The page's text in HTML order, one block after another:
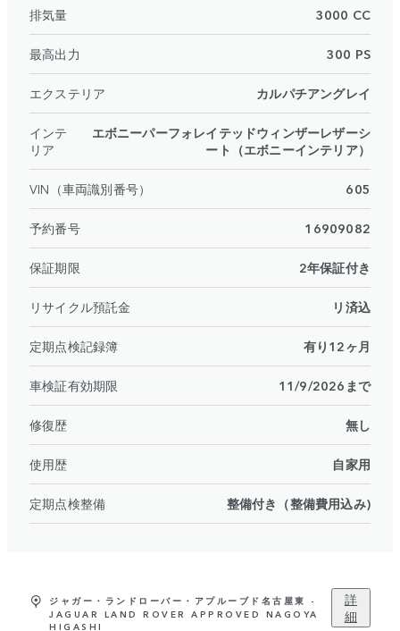
排気量 3000 CC
最高出力 300 PS
エクステリア カルパチアングレイ
インテ
リア
エボニーパーフォレイテッドウィンザーレザーシ
ート（エボニーインテリア）
VIN（車両識別番号） 605
予約番号 16909082
保証期限 2年保証付き
リサイクル預託金 リ済込
定期点検記録簿 有り12ヶ月
車検証有効期限 11/9/2026まで
修復歴 無し
使用歴 自家用
定期点検整備 整備付き（整備費用込み)
ジャガー・ランドローバー・アプルーブド名古屋東 -
JAGUAR LAND ROVER APPROVED NAGOYA
HIGASHI
詳
細